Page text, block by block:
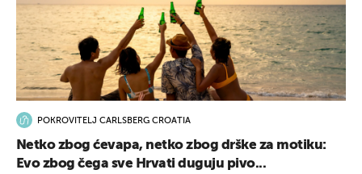
POKROVITELJ CARLSBERG CROATIA
Netko zbog ćevapa, netko zbog drške za motiku:
Evo zbog čega sve Hrvati duguju pivo...